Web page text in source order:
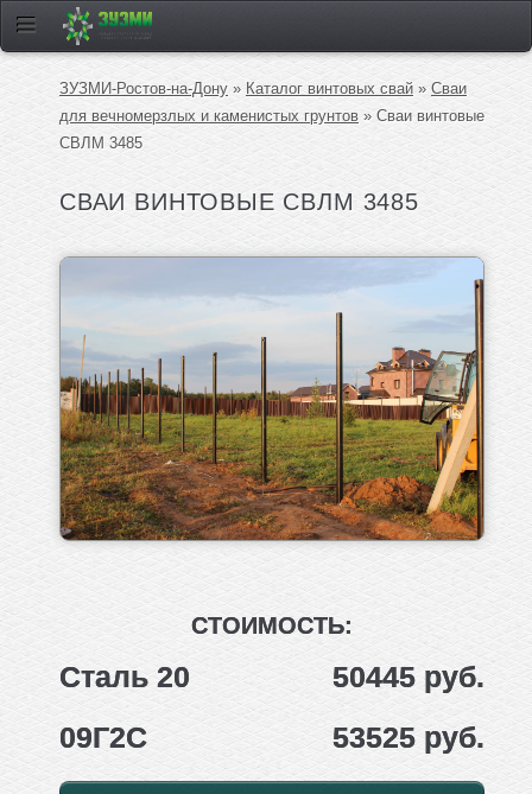
ЗУЗМИ-Ростов-на-Дону » Каталог винтовых свай » Сваи
для вечномерзлых и каменистых грунтов » Сваи винтовые
СВЛМ 3485
СВАИ ВИНТОВЫЕ СВЛМ 3485
СТОИМОСТЬ:
Сталь 20
50445 руб.
09Г2С
53525 руб.